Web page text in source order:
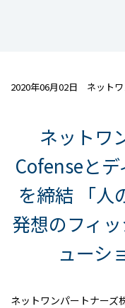
2020年06月02日 ネット
ネットワ
Cofenseと
を締結 「人
発想のフィ
ューシ
ネットワンパートナーズ